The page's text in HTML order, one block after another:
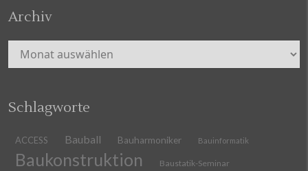
Archiv
Archiv
Schlagworte
ACCESS Bauball Bauharmoniker Bauinformatik
Baukonstruktion Baustatik-Seminar